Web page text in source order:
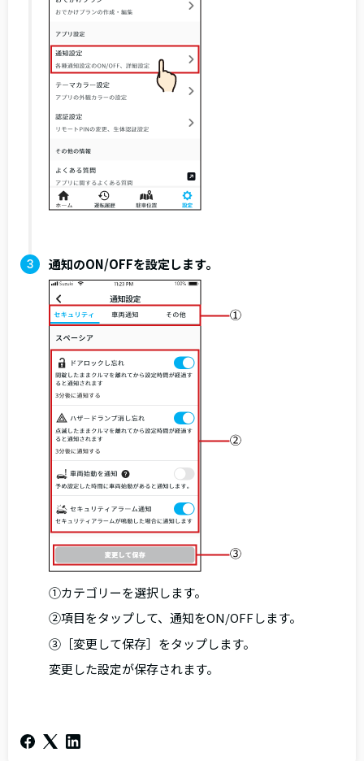
通知のON/OFFを設定します。
①カテゴリーを選択します。
②項目をタップして、通知をON/OFFします。
③［変更して保存］をタップします。
変更した設定が保存されます。